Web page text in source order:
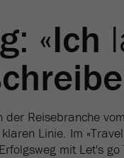
: «Ich
Reisebranche
Linie. Im
mit Let's